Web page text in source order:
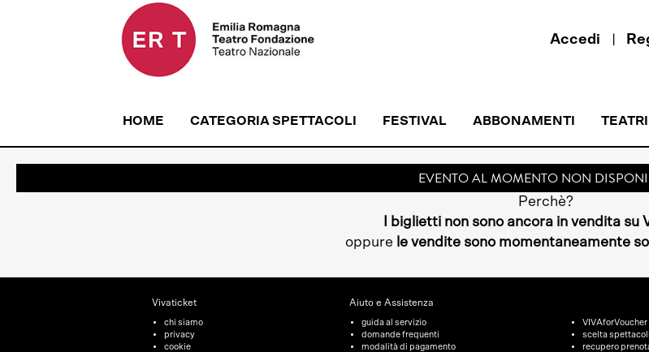
Accedi
HOME CATEGORIA SPETTACOLI FESTIVAL ABBONAMENTI TEATRI
EVENTO AL MOMENTO NON
Perchè?
I biglietti non sono ancora in vendita su
oppure le vendite sono momentaneamente
Vivaticket
chi siamo
privacy
cookie
Aiuto e Assistenza
guida al servizio
domande frequenti
modalità di pagamento
VIVAforVoucher
scelta
recupero